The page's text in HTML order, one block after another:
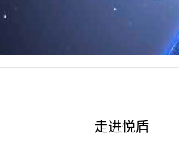
走进悦盾